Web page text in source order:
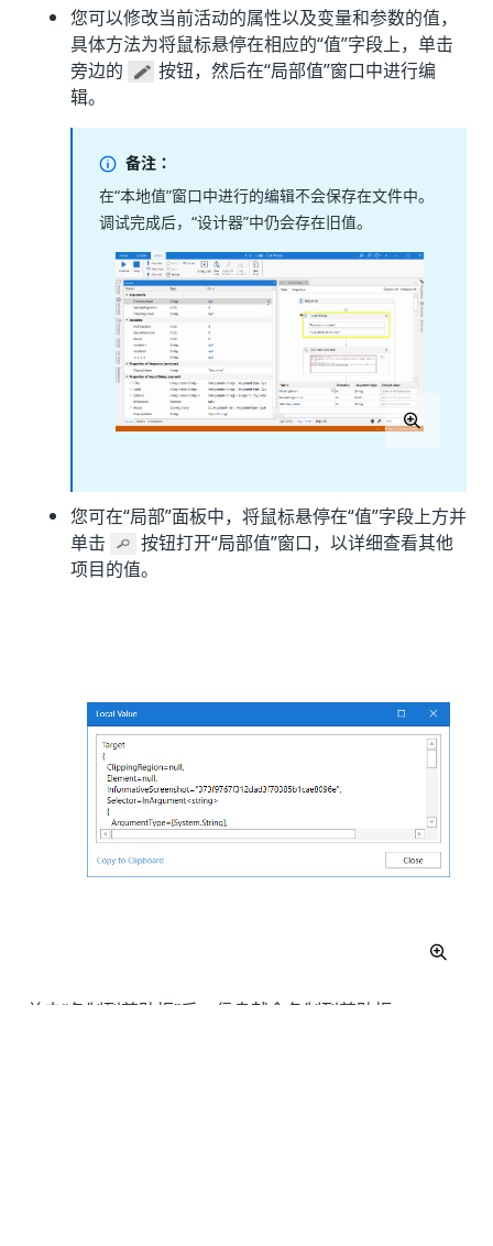
您可以修改当前活动的属性以及变量和参数的值，
具体方法为将鼠标悬停在相应的“值”字段上，单击
旁边的
按钮，然后在“局部值”窗口中进行编
辑。
备注：
在“本地值”窗口中进行的编辑不会保存在文件中。
调试完成后，“设计器”中仍会存在旧值。
您可在“局部”面板中，将鼠标悬停在“值”字段上方并
单击
按钮打开“局部值”窗口，以详细查看其他
项目的值。
单击“复制到剪贴板”后，信息就会复制到剪贴板。